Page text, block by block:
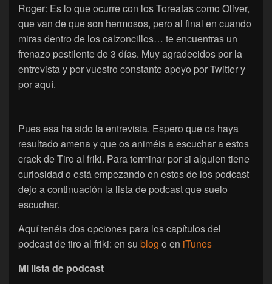
Roger: Es lo que ocurre con los Toreatas como Oliver,
que van de que son hermosos, pero al final en cuando
miras dentro de los calzoncillos… te encuentras un
frenazo pestilente de 3 días. Muy agradecidos por la
entrevista y por vuestro constante apoyo por Twitter y
por aquí.
Pues esa ha sido la entrevista. Espero que os haya
resultado amena y que os animéis a escuchar a estos
crack de Tiro al friki. Para terminar por si alguien tiene
curiosidad o está empezando en estos de los podcast
dejo a continuación la lista de podcast que suelo
escuchar.
Aquí tenéis dos opciones para los capítulos del
podcast de tiro al friki: en su blog o en iTunes
Mi lista de podcast